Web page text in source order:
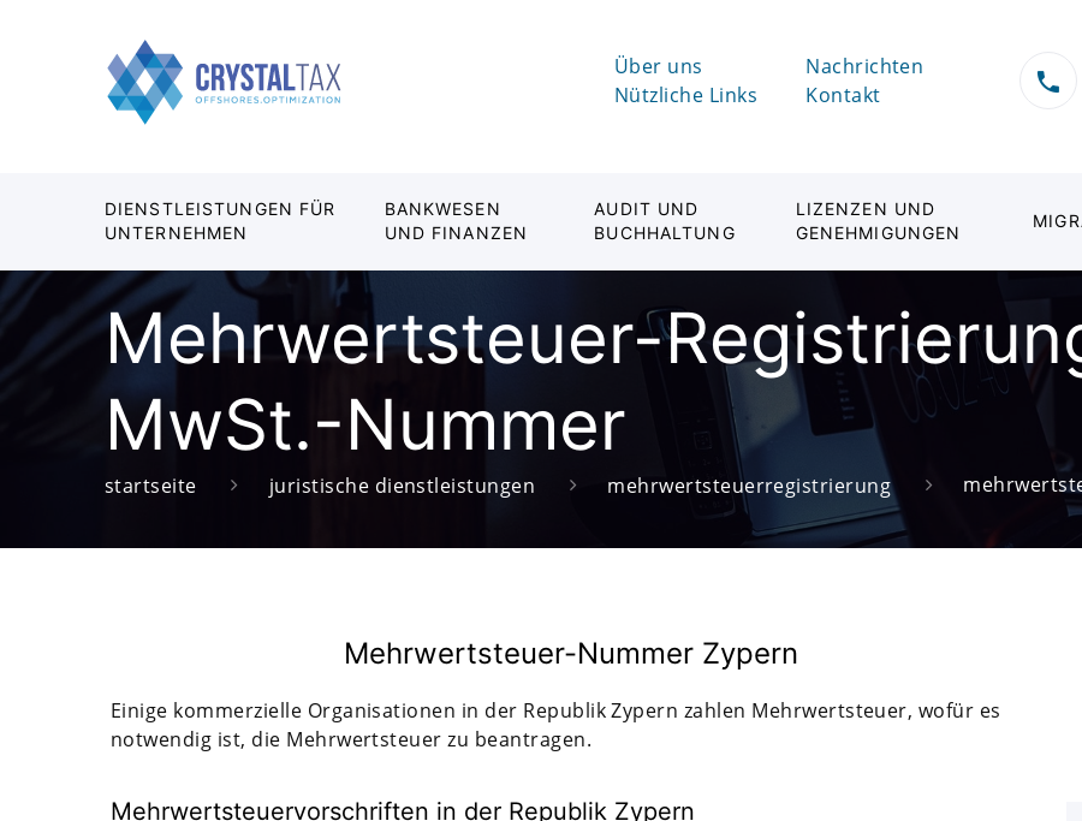
Über uns
Nützliche Links
Nachrichten
Kontakt
DIENSTLEISTUNGEN FÜR
UNTERNEHMEN
BANKWESEN
UND FINANZEN
AUDIT UND
BUCHHALTUNG
LIZENZEN UND
GENEHMIGUNGEN
Mehrwertsteuer-
MwSt.-Nummer
startseite juristische dienstleistungen mehrwertsteuerregistrierung
Mehrwertsteuer-Nummer Zypern
Einige kommerzielle Organisationen in der Republik Zypern zahlen Mehrwertsteuer, wofür es
notwendig ist, die Mehrwertsteuer zu beantragen.
Mehrwertsteuervorschriften in der Republik Zypern